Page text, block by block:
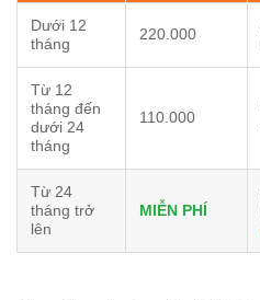
Dưới 12
tháng
220.000
Từ 12
tháng đến
dưới 24
tháng
110.000
Từ 24
tháng trở
lên
MIỄN PHÍ